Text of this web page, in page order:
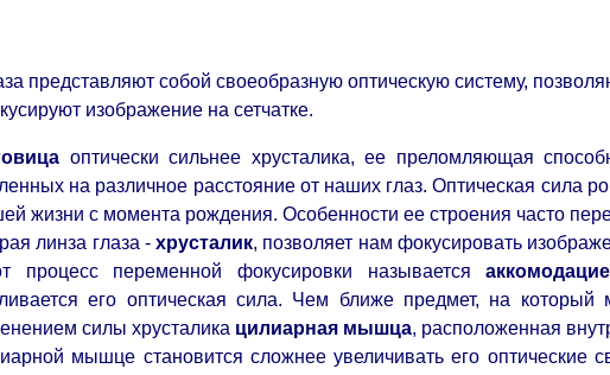
представляют собой своеобразную оптическую систему,
изображение на сетчатке.
оптически сильнее хрусталика, ее преломляющая
на различное расстояние от наших глаз. Оптическая сила
жизни с момента рождения. Особенности ее строения часто
линза глаза - хрусталик, позволяет нам фокусировать
процесс переменной фокусировки называется
его оптическая сила. Чем ближе предмет, на
силы хрусталика цилиарная мышца, расположенная
мышце становится сложнее увеличивать его